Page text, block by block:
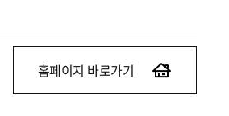
홈페이지 바로가기